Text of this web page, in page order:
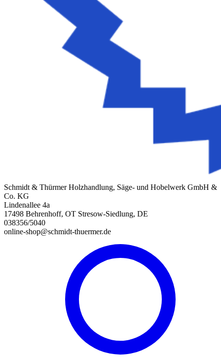
Schmidt & Thürmer Holzhandlung, Säge- und Hobelwerk GmbH &
Co. KG
Lindenallee 4a
17498 Behrenhoff, OT Stresow-Siedlung, DE
038356/5040
online-shop@schmidt-thuermer.de